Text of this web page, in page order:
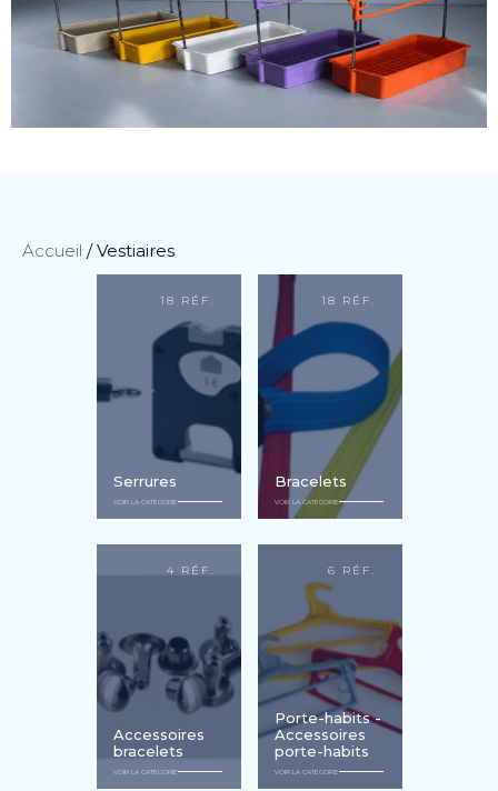
Accueil / Vestiaires
18 RÉF.
Serrures
VOIR LA CATÉGORIE
18 RÉF.
Bracelets
VOIR LA CATÉGORIE
4 RÉF.
Accessoires
bracelets
VOIR LA CATÉGORIE
6 RÉF.
Porte-habits -
Accessoires
porte-habits
VOIR LA CATÉGORIE